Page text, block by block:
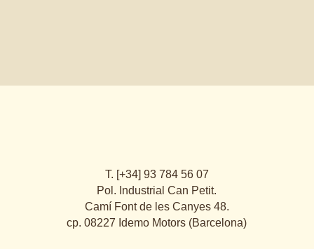
T. [+34] 93 784 56 07
Pol. Industrial Can Petit.
Camí Font de les Canyes 48.
cp. 08227 Idemo Motors (Barcelona)